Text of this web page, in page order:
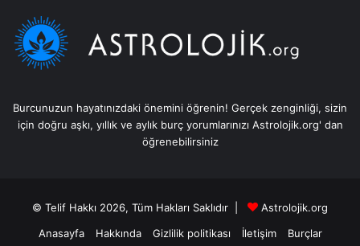
Burcunuzun hayatınızdaki önemini öğrenin! Gerçek zenginliği, sizin
için doğru aşkı, yıllık ve aylık burç yorumlarınızı Astrolojik.org' dan
öğrenebilirsiniz
© Telif Hakkı 2026, Tüm Hakları Saklıdır |
Astrolojik.org
Anasayfa
Hakkında Gizlilik politikası İletişim Burçlar